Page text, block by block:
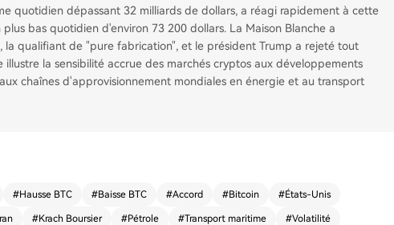
quotidien dépassant 32 milliards de dollars, a réagi rapidement à cette
bas quotidien d'environ 73 200 dollars. La Maison Blanche a
qualifiant de "pure fabrication", et le président Trump a rejeté tout
la sensibilité accrue des marchés cryptos aux développements
chaînes d'approvisionnement mondiales en énergie et au transport
#Hausse BTC #Baisse BTC #Accord #Bitcoin #États-Unis
#Krach Boursier #Pétrole #Transport maritime #Volatilité